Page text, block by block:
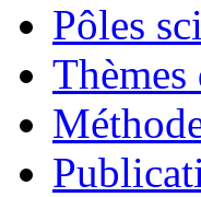
Pôles
Thèmes